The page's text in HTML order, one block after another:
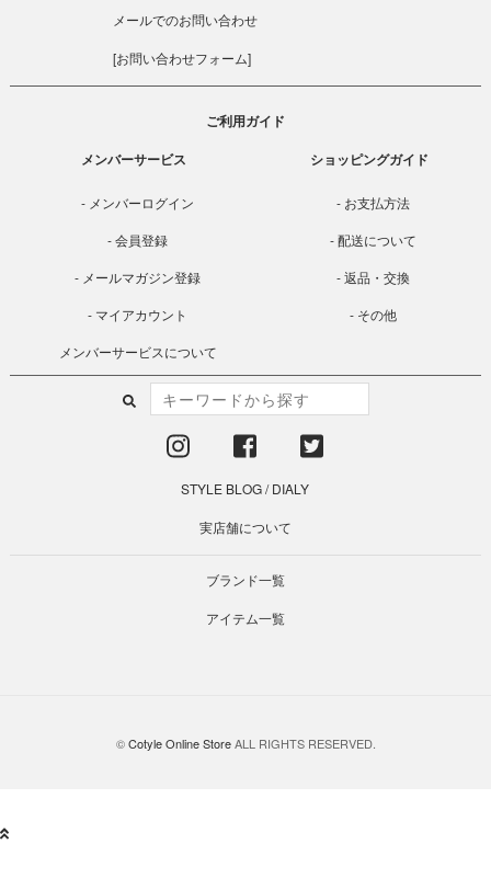
メールでのお問い合わせ
[お問い合わせフォーム]
ご利用ガイド
メンバーサービス
メンバーログイン
会員登録
メールマガジン登録
マイアカウント
メンバーサービスについて
ショッピングガイド
お支払方法
配送について
返品・交換
その他
STYLE BLOG/DIALY
実店舗について
ブランド一覧
アイテム一覧
©Cotyle Online StoreALL RIGHTS RESERVED.